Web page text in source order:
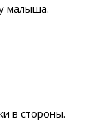
малыша.
в стороны.